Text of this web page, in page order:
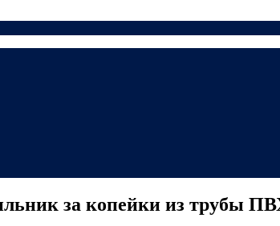
за копейки из трубы